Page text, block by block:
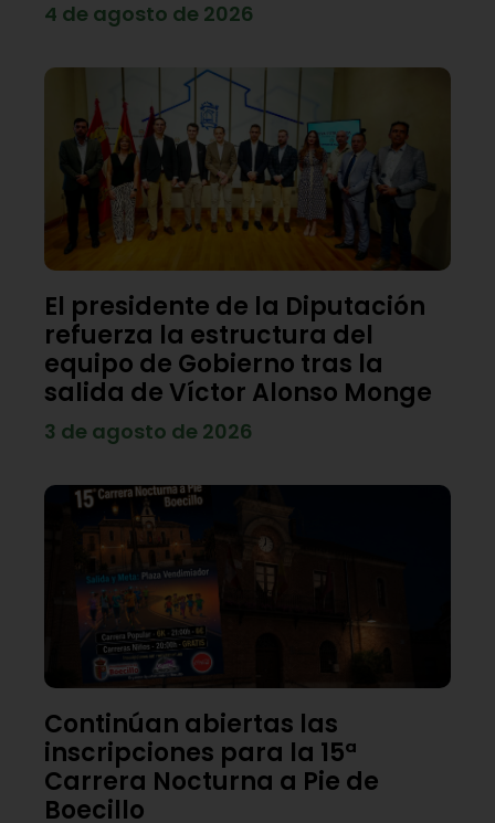
4 de agosto de 2026
El presidente de la Diputación
refuerza la estructura del
equipo de Gobierno tras la
salida de Víctor Alonso Monge
3 de agosto de 2026
Continúan abiertas las
inscripciones para la 15ª
Carrera Nocturna a Pie de
Boecillo